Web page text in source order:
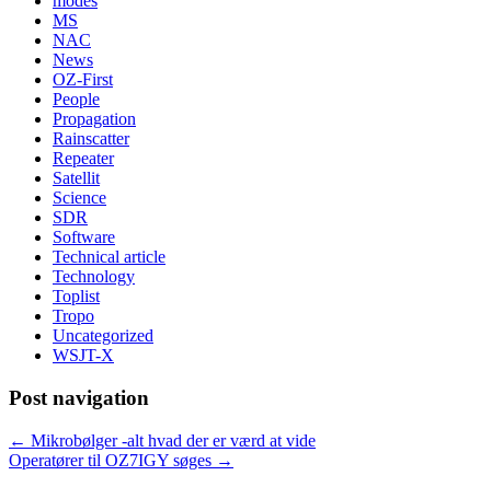
MS
NAC
News
OZ-First
People
Propagation
Rainscatter
Repeater
Satellit
Science
SDR
Software
Technical article
Technology
Toplist
Tropo
Uncategorized
WSJT-X
Post navigation
← Mikrobølger -alt hvad der er værd at vide
Operatører til OZ7IGY søges →